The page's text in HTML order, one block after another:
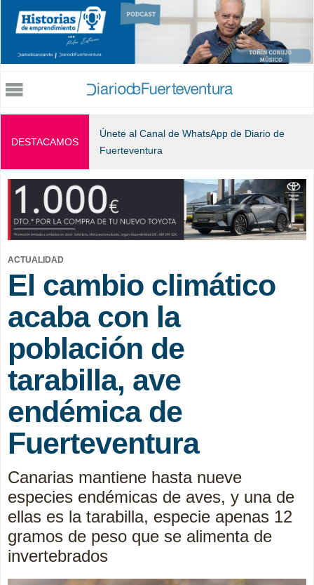
Jump to navigation
DESTACAMOS
Únete al Canal de WhatsApp de Diario de
Fuerteventura
ACTUALIDAD
El cambio climático
acaba con la
población de
tarabilla, ave
endémica de
Fuerteventura
Canarias mantiene hasta nueve
especies endémicas de aves, y una de
ellas es la tarabilla, especie apenas 12
gramos de peso que se alimenta de
invertebrados